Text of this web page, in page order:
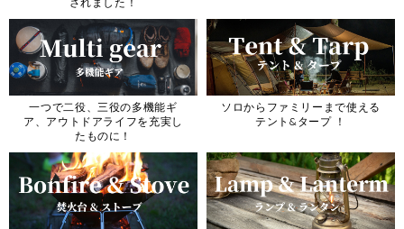
一つで二役、三役の多機能ギ
ア、アウトドアライフを充実し
たものに！
ソロからファミリーまで使える
テント&タープ ！